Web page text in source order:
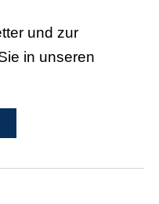
und zur
in unseren